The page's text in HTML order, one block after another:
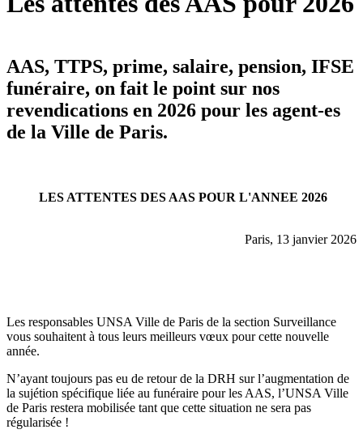
AAS, TTPS, prime, salaire, pension, IFSE
funéraire, on fait le point sur nos
revendications en 2026 pour les agent-es
de la Ville de Paris.
LES ATTENTES DES AAS POUR L'ANNEE 2026
Paris, 13 janvier 2026
Les responsables UNSA Ville de Paris de la section Surveillance
vous souhaitent à tous leurs meilleurs vœux pour cette nouvelle
année.
N’ayant toujours pas eu de retour de la DRH sur l’augmentation de
la sujétion spécifique liée au funéraire pour les AAS, l’UNSA Ville
de Paris restera mobilisée tant que cette situation ne sera pas
régularisée !